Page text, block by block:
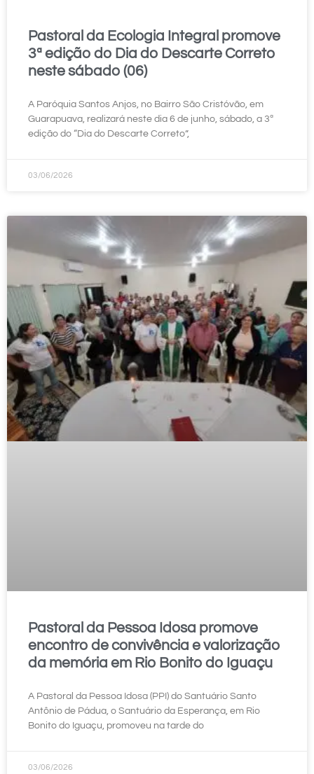
Pastoral da Ecologia Integral promove
3ª edição do Dia do Descarte Correto
neste sábado (06)
A Paróquia Santos Anjos, no Bairro São Cristóvão, em
Guarapuava, realizará neste dia 6 de junho, sábado, a 3ª
edição do “Dia do Descarte Correto”,
03/06/2026
Pastoral da Pessoa Idosa promove
encontro de convivência e valorização
da memória em Rio Bonito do Iguaçu
A Pastoral da Pessoa Idosa (PPI) do Santuário Santo
Antônio de Pádua, o Santuário da Esperança, em Rio
Bonito do Iguaçu, promoveu na tarde do
03/06/2026